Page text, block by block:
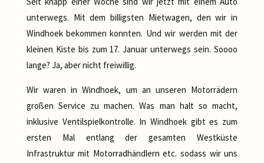
unterwegs. Mit dem billigsten Mietwagen, den wir in
Windhoek bekommen konnten. Und wir werden mit der
kleinen Kiste bis zum 17. Januar unterwegs sein. Soooo
lange? Ja, aber nicht freiwillig.
Wir waren in Windhoek, um an unseren Motorrädern
großen Service zu machen. Was man halt so macht,
inklusive Ventilspielkontrolle. In Windhoek gibt es zum
ersten Mal entlang der gesamten Westküste
Infrastruktur mit Motorradhändlern etc. sodass wir uns